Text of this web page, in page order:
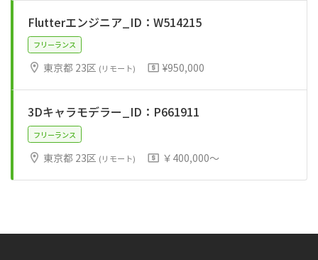
フリーランス
フリーランス
Flutterエンジニア_ID：W514215
フリーランス
東京都 23区 (リモート) ¥950,000
3Dキャラモデラー_ID：P661911
東京都 23区 (リモート) ￥400,000～